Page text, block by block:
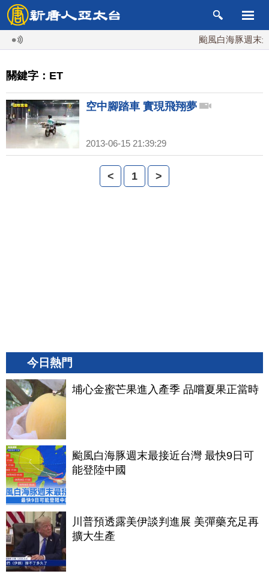
颱風白海豚週末最
關鍵字：ET
空中腳踏車 實現飛翔夢
2013-06-15 21:39:29
< 1 >
今日熱門
埔心金蜜芒果進入產季 品嚐夏果正當時
颱風白海豚週末最接近台灣 最快9日可
能登陸中國
川普預透露美伊談判進展 美彈藥充足再
擴大生產